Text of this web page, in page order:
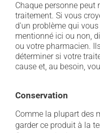
Chaque personne peut
traitement. Si vous
d'un problème qui
mentionné ici ou non,
ou votre pharmacien.
déterminer si votre
cause et, au besoin,
Conservation
Comme la plupart des
garder ce produit à la